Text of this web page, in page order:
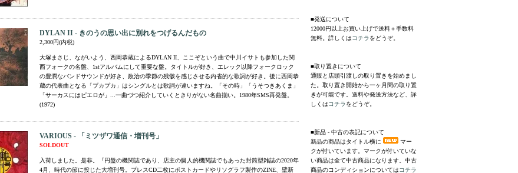
DYLAN II - きのうの思い出に別れをつげるんだもの
2,300円(内税)
大塚まさじ、ながいよう、西岡恭蔵によるDYLAN II、ここぞという曲で中川イサトも参加した関
西フォークの名盤、1stアルバムにして重要な盤。タイトルが好き、エレック以降フォークロック
の豊潤なバンドサウンドが好き、政治の季節の残骸を感じさせる内省的な歌詞が好き。後に西岡恭
蔵の代表曲となる「プカプカ」はシングルとは歌詞が違いますね。「その時」「うそつきあくま」
「サーカスにはピエロが」...一曲づつ紹介していくときりがない名曲揃い。1980年SMS再発盤。
(1972)
VARIOUS - 「ミツザワ通信・増刊号」
SOLDOUT
入荷しました。是非。『円盤の機関誌であり、店主の個人的機関誌でもあった封筒型雑誌の2020年
4月、時代の節に投じた大増刊号。プレスCD二枚にポストカードやリソグラフ製作のZINE、壁新
■発送について
12000円以上お買い上げで送料＋手数料
無料。詳しくはコチラをどうぞ。
■取り置きについて
通販と店頭引渡しの取り置きを始めまし
た。取り置き開始から一ヶ月間の取り置
きが可能です。送料や発送方法など、詳
しくはコチラをどうぞ。
■新品 - 中古の表記について
新品の商品はタイトル横に
マー
クが付いています。マークが付いていな
い商品は全て中古商品になります。中古
商品のコンディションについてはコチラ